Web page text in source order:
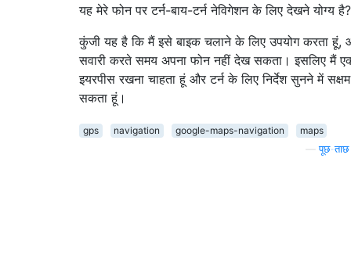
यह मेरे फोन पर टर्न-बाय-टर्न नेविगेशन के लिए देखने योग्य है?
कुंजी यह है कि मैं इसे बाइक चलाने के लिए उपयोग करता हूं,
सवारी करते समय अपना फोन नहीं देख सकता। इसलिए मैं
इयरपीस रखना चाहता हूं और टर्न के लिए निर्देश सुनने में सक्षम
सकता हूं।
gps navigation google-maps-navigation
maps
—पूछ-ताछ